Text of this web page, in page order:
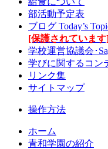
部活動予定表
ブログ Today’s
[保護されていま
学校運営協議会･
学びに関するコン
リンク集
サイトマップ
操作方法
ホーム
青和学園の紹介